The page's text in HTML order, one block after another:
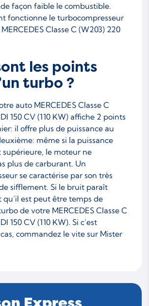
façon faible le combustible.
fonctionne le turbocompresseur
Classe C (W203) 220
les points
turbo ?
auto MERCEDES Classe C
150 CV (110 KW) affiche 2 points
il offre plus de puissance au
même si la puissance
supérieure, le moteur ne
plus de carburant. Un
se caractérise par son très
sifflement. Si le bruit paraît
qu’il est peut être temps de
de votre MERCEDES Classe C
150 CV (110 KW). Si c’est
commandez le vite sur Mister